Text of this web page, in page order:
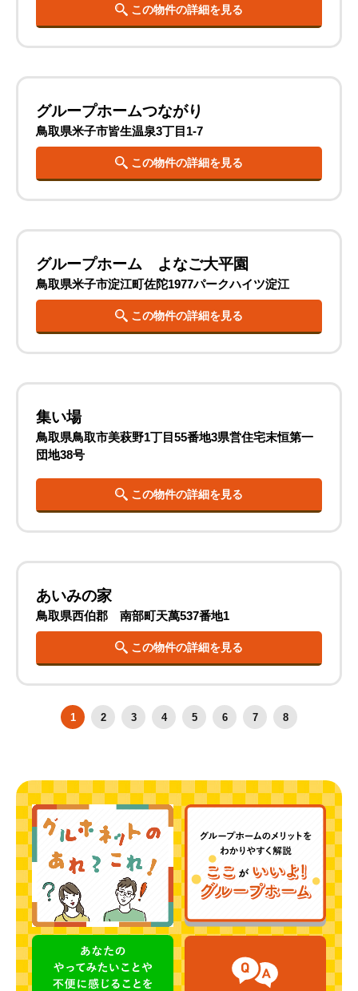
この物件の詳細を見る
グループホームつながり
鳥取県米子市皆生温泉3丁目1-7
この物件の詳細を見る
グループホーム よなご大平園
鳥取県米子市淀江町佐陀1977パークハイツ淀江
この物件の詳細を見る
集い場
鳥取県鳥取市美萩野1丁目55番地3県営住宅末恒第一
団地38号
この物件の詳細を見る
あいみの家
鳥取県西伯郡 南部町天萬537番地1
この物件の詳細を見る
1 2 3 4 5 6 7 8